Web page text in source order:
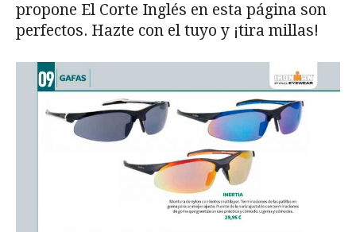
propone El Corte Inglés en esta página son
perfectos. Hazte con el tuyo y ¡tira millas!